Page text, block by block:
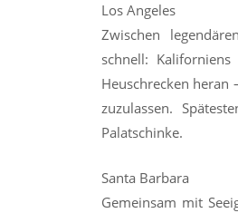
Los Angeles
Zwischen
schnell:
Heuschrecken
zuzulassen.
Palatschinke.
Santa Barbara
Gemeinsam mit